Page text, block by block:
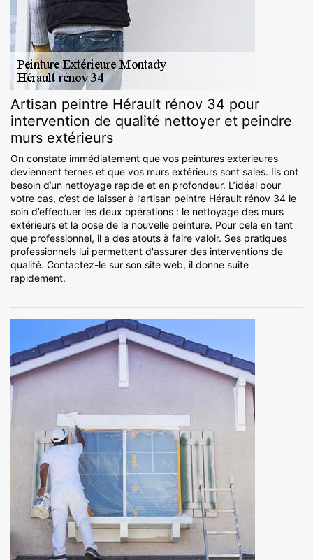
Artisan peintre Hérault rénov 34 pour
intervention de qualité nettoyer et peindre
murs extérieurs
On constate immédiatement que vos peintures extérieures
deviennent ternes et que vos murs extérieurs sont sales. Ils ont
besoin d’un nettoyage rapide et en profondeur. L’idéal pour
votre cas, c’est de laisser à l’artisan peintre Hérault rénov 34 le
soin d’effectuer les deux opérations : le nettoyage des murs
extérieurs et la pose de la nouvelle peinture. Pour cela en tant
que professionnel, il a des atouts à faire valoir. Ses pratiques
professionnels lui permettent d'assurer des interventions de
qualité. Contactez-le sur son site web, il donne suite
rapidement.